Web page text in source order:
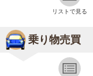
リストで見る
乗り物売買